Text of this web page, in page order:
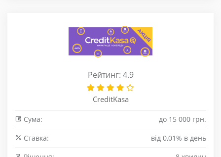
Рейтинг: 4.9
CreditKasa
Сума:
до 15 000 грн.
Cтавка:
від 0,01% в день